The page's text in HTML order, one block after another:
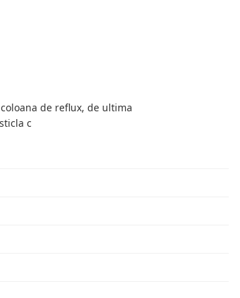
de reflux, de ultima
c